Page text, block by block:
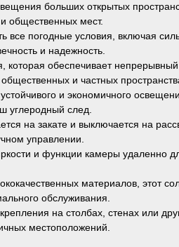
больших открытых
общественных мест.
все погодные условия, включая
и надежность.
обеспечивает непрерывный
и частных
и экономичного
углеродный след.
на закате и выключается на
управлении.
и функции камеры удаленно
материалов, этот
обслуживания.
на столбах, стенах или
местоположений.